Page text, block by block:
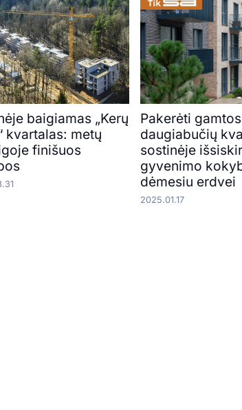
baigiamas „Kerų
kvartalas: metų
finišuos
Pakerėti
daugiabučių
sostinėje
gyvenimo
dėmesiu erdvei
2025.01.17